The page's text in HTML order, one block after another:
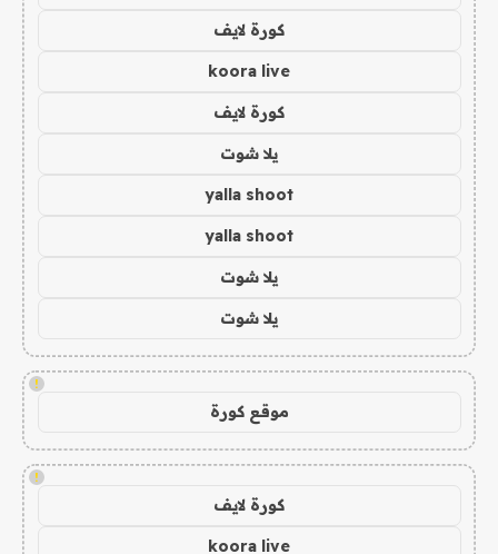
كورة لايف
koora live
كورة لايف
يلا شوت
yalla shoot
yalla shoot
يلا شوت
يلا شوت
!
موقع كورة
!
كورة لايف
koora live